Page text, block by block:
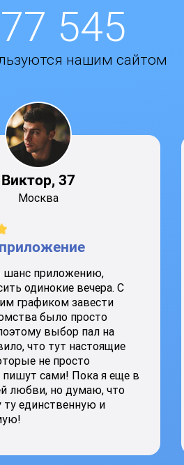
545
нашим сайтом
Виктор, 37
Москва
шанс приложению,
одинокие вечера. С
графиком завести
было просто
выбор пал на
что тут настоящие
не просто
пишут сами! Пока я еще в
любви, но думаю, что
ту единственную и